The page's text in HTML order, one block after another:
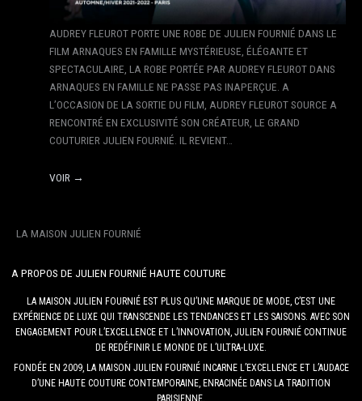
AUDREY FLEUROT PORTE UNE ROBE DE JULIEN FOURNIÉ DANS LE
FILM ARNAQUES EN FAMILLE MYSTÉRIEUSE, ÉLÉGANTE ET
SPECTACULAIRE, LA ROBE PORTÉE PAR AUDREY FLEUROT DANS
ARNAQUES EN FAMILLE NE PASSE PAS INAPERÇUE. A
L’OCCASION DE LA SORTIE DU FILM, AUDREY FLEUROT SOURCE A
RENCONTRÉ EN EXCLUSIVITÉ SON CRÉATEUR, LE GRAND
COUTURIER JULIEN FOURNIÉ. IL REVIENT…
VOIR →
LA MAISON JULIEN FOURNIÉ
A PROPOS DE JULIEN FOURNIÉ HAUTE COUTURE
LA MAISON JULIEN FOURNIÉ EST PLUS QU’UNE MARQUE DE MODE, C’EST UNE
EXPÉRIENCE DE LUXE QUI TRANSCENDE LES TENDANCES ET LES SAISONS. AVEC SON
ENGAGEMENT POUR L’EXCELLENCE ET L’INNOVATION, JULIEN FOURNIÉ CONTINUE
DE REDÉFINIR LE MONDE DE L’ULTRA-LUXE.
FONDÉE EN 2009, LA MAISON JULIEN FOURNIÉ INCARNE L’EXCELLENCE ET L’AUDACE
D’UNE HAUTE COUTURE CONTEMPORAINE, ENRACINÉE DANS LA TRADITION